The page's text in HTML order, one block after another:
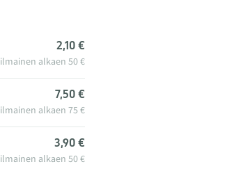
2,10 €
ilmainen alkaen 50 €
7,50 €
ilmainen alkaen 75 €
3,90 €
ilmainen alkaen 50 €